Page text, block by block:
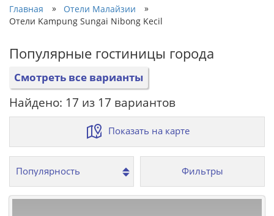
Главная » Отели Малайзии
»
Отели Kampung Sungai Nibong Kecil
Популярные гостиницы города
Смотреть все варианты
Найдено: 17 из 17 вариантов
Показать на карте
Фильтры